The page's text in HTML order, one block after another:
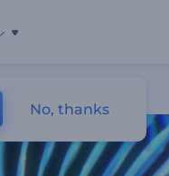
No, thanks